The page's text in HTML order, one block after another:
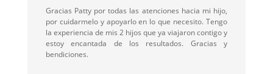
Gracias Patty por todas las atenciones hacia mi hijo,
por cuidarmelo y apoyarlo en lo que necesito.Tengo
la experiencia de mis 2 hijos que ya viajaron contigo y
estoy encantada de los resultados. Gracias y
bendiciones.